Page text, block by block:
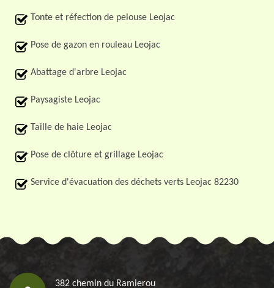
Tonte et réfection de pelouse Leojac
Pose de gazon en rouleau Leojac
Abattage d'arbre Leojac
Paysagiste Leojac
Taille de haie Leojac
Pose de clôture et grillage Leojac
Service d'évacuation des déchets verts Leojac 82230
382 chemin du Ramierou